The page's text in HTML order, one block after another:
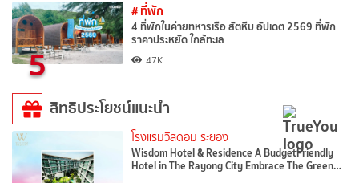
5
# ที่พัก
4 ที่พักในค่ายทหารเรือ สัตหีบ อัปเดต 2569 ที่พัก
ราคาประหยัด ใกล้ทะเล
47K
สิทธิประโยชน์แนะนำ
โรงแรมวิสดอม ระยอง
Wisdom Hotel & Residence A BudgetFriendly
Hotel in The Rayong City Embrace The Green…